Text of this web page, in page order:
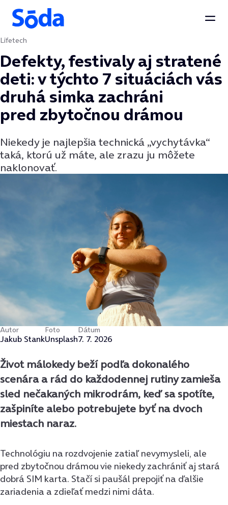
Preskočiť na obsah
Lifetech
Defekty, festivaly aj stratené
deti: v týchto 7 situáciách vás
druhá simka zachráni
pred zbytočnou drámou
Niekedy je najlepšia technická „vychytávka“
taká, ktorú už máte, ale zrazu ju môžete
naklonovať.
Autor
Jakub Stank
Foto
Unsplash
Dátum
7. 7. 2026
Život málokedy beží podľa dokonalého
scenára a rád do každodennej rutiny zamieša
sled nečakaných mikrodrám, keď sa spotíte,
zašpiníte alebo potrebujete byť na dvoch
miestach naraz.
Technológiu na rozdvojenie zatiaľ nevymysleli, ale
pred zbytočnou drámou vie niekedy zachrániť aj stará
dobrá SIM karta. Stačí si paušál prepojiť na ďalšie
zariadenia a zdieľať medzi nimi dáta.